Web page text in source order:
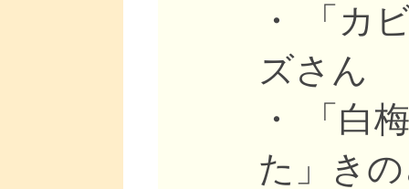
・ 「カ
ズさん
・ 「白
た」き